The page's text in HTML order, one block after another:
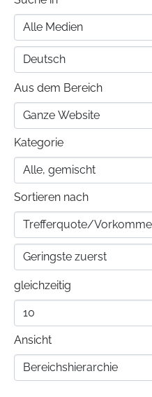
Aus dem Bereich
Kategorie
Sortieren nach
gleichzeitig
Ansicht